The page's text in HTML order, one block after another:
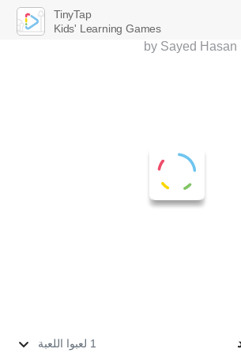
1 لعبوا اللعبة
TinyTap
Kids' Learning Games